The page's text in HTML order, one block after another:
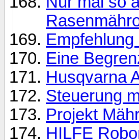
Eine
Husqvarna
Steuerung
Projekt
HILFE